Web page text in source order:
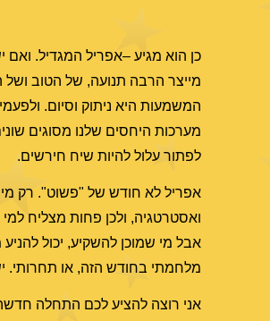
כן הוא מגיע –אפריל המגדיל.
מייצר הרבה תנועה, של הטוב
המשמעות היא ניתוק וסיום.
מערכות היחסים שלנו מסוגים
לפתור עלול להיות שיח חירשים.
אפריל לא חודש של "פשוט". רק מי
ואסטרטגיה, ולכן פחות מצליח
אבל מי שמוכן להשקיע, יכול
מלחמתי בחודש הזה, או תחרותי.
אני רוצה להציע לכם התחלה